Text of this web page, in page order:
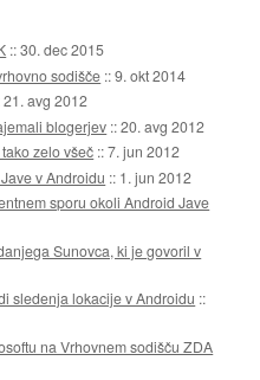
::30. dec 2015
sodišče ::9. okt 2014
21. avg 2012
blogerjev ::20. avg 2012
zelo všeč ::7. jun 2012
v Androidu :: 1. jun 2012
sporu okoli Android Jave
Sunovca, ki je govoril v
sledenja lokacije v Androidu ::
na Vrhovnem sodišču ZDA